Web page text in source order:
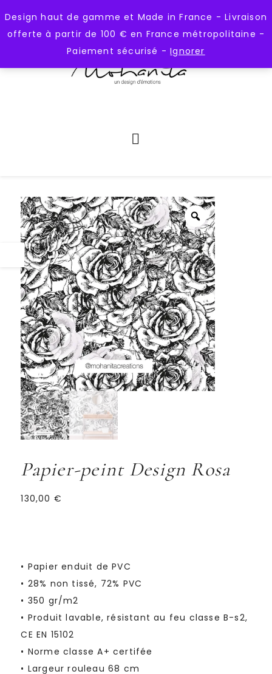
Papier-peint Design Rosa
130,00 €
• Papier enduit de PVC
• 28% non tissé, 72% PVC
• 350 gr/m2
• Produit lavable, résistant au feu classe B-s2,
CE EN 15102
• Norme classe A+ certifée
• Largeur rouleau 68 cm
Design haut de gamme et Made in France - Livraison
offerte à partir de 100 € en France métropolitaine -
Paiement sécurisé -Ignorer